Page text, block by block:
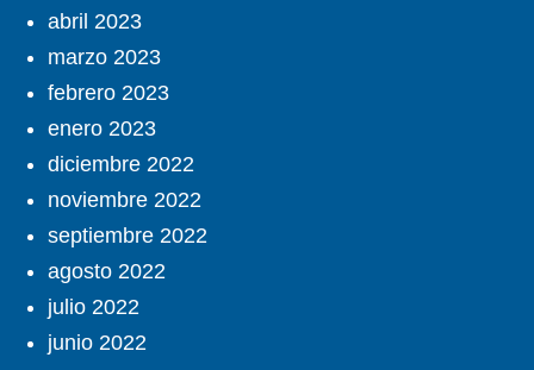
abril 2023
marzo 2023
febrero 2023
enero 2023
diciembre 2022
noviembre 2022
septiembre 2022
agosto 2022
julio 2022
junio 2022